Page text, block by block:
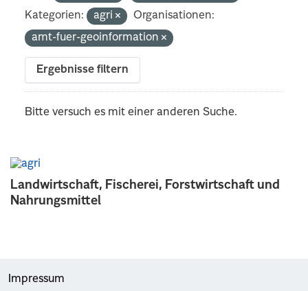
Landwirtschaft, Fischerei, Forstwirtschaft und
Nahrungsmittel
Kategorien:
agri
Organisationen:
amt-fuer-geoinformation
Ergebnisse filtern
Bitte versuch es mit einer anderen Suche.
Impressum